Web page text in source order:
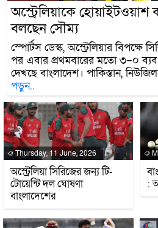
অস্ট্রেলিয়াকে হোয়াইটওয়াশ
বলছেন সৌম্য
স্পোর্টস ডেস্ক, অস্ট্রেলিয়ার বিপক্ষে
পর এবার প্রথমবারের মতো ৩–০
দেখছে বাংলাদেশ। পাকিস্তান,
পড়ুন..
Thursday, 11 June, 2026
অস্ট্রেলিয়া সিরিজের জন্য টি-
টোয়েন্টি দল ঘোষণা
বাংলাদেশের
: